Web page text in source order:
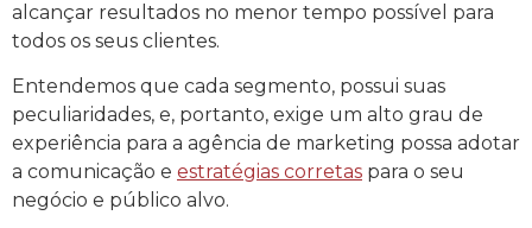
alcançar resultados no menor tempo possível para
todos os seus clientes.
Entendemos que cada segmento, possui suas
peculiaridades, e, portanto, exige um alto grau de
experiência para a agência de marketing possa adotar
a comunicação e estratégias corretas para o seu
negócio e público alvo.